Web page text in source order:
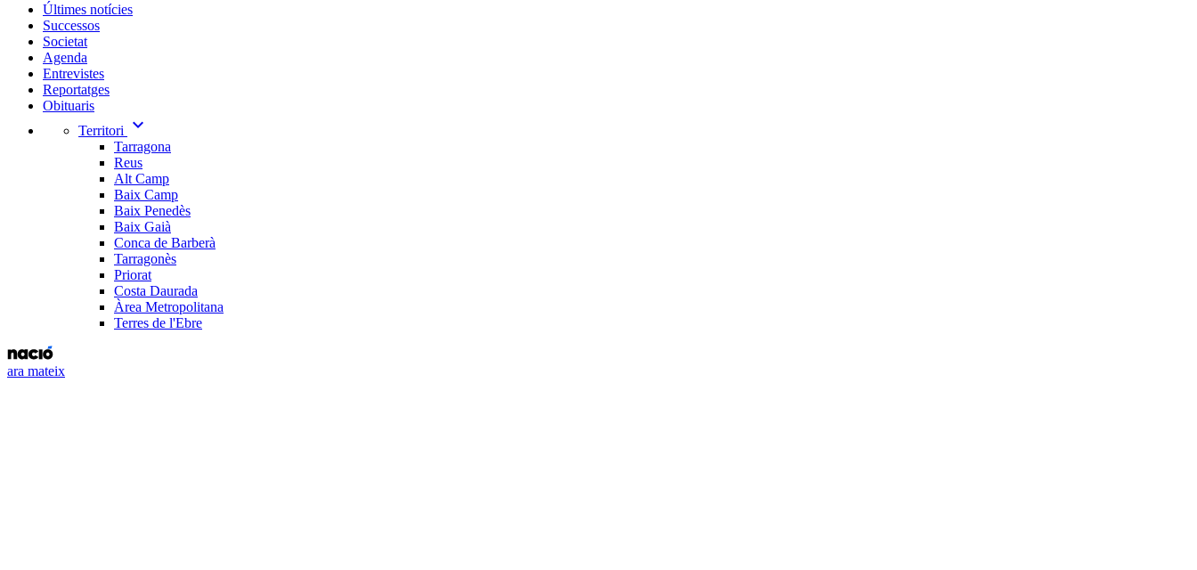
Últimes notícies
Successos
Societat
Agenda
Entrevistes
Reportatges
Obituaris
Territori
expand_more
Tarragona
Reus
Alt Camp
Baix Camp
Baix Penedès
Baix Gaià
Conca de Barberà
Tarragonès
Priorat
Costa Daurada
Àrea Metropolitana
Terres de l'Ebre
ara mateix